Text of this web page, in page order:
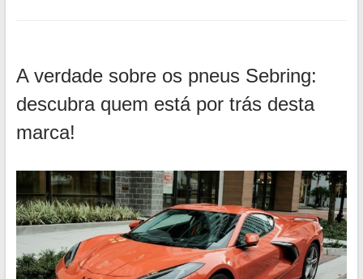
A verdade sobre os pneus Sebring:
descubra quem está por trás desta
marca!